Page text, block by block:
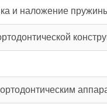
и наложение